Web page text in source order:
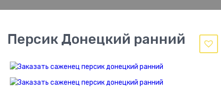
Персик Донецкий ранний